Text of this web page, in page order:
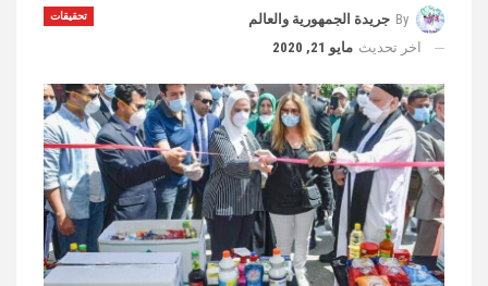
تحقيقات By جريدة الجمهورية والعالم
اخر تحديث مايو 21, 2020